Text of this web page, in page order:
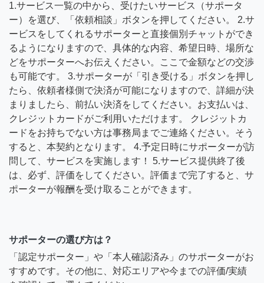
1.サービス一覧の中から、受けたいサービス（サポータ
ー）を選び、「依頼相談」ボタンを押してください。 2.サ
ービスをしてくれるサポーターと直接個別チャットができ
るようになりますので、具体的な内容、希望日時、場所な
どをサポーターへお伝えください。ここで金額などの交渉
も可能です。 3.サポーターが「引き受ける」ボタンを押し
たら、依頼者様側で決済が可能になりますので、詳細が決
まりましたら、前払い決済をしてください。お支払いは、
クレジットカードがご利用いただけます。 クレジットカ
ードをお持ちでない方は事務局までご連絡ください。そう
すると、本契約となります。 4.予定日時にサポーターが訪
問して、サービスを実施します！ 5.サービス提供終了後
は、必ず、評価をしてください。評価まで完了すると、サ
ポーターが報酬を受け取ることができます。
サポーターの選び方は？
「認定サポーター」や「本人確認済み」のサポーターがお
すすめです。その他に、対応エリアや今までの評価/実績